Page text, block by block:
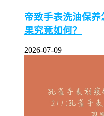
帝致手表洗油保
果究竟如何？
2026-07-09